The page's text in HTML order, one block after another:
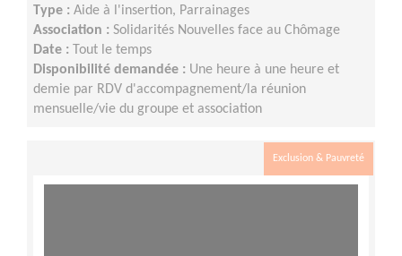
Type : Aide à l'insertion, Parrainages
Association : Solidarités Nouvelles face au Chômage
Date :
Tout le temps
Disponibilité demandée : Une heure à une heure et
demie par RDV d'accompagnement/la réunion
mensuelle/vie du groupe et association
Exclusion & Pauvreté